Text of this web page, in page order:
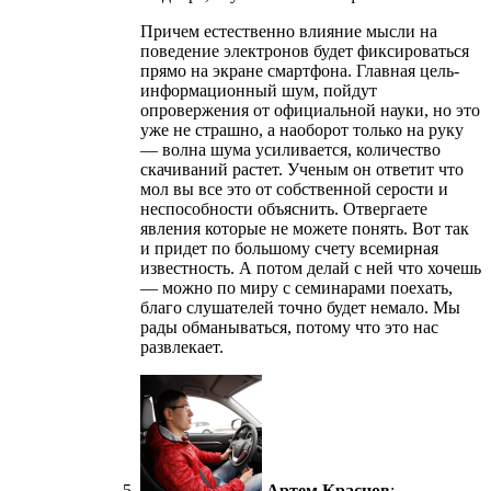
Причем естественно влияние мысли на
поведение электронов будет фиксироваться
прямо на экране смартфона. Главная цель-
информационный шум, пойдут
опровержения от официальной науки, но это
уже не страшно, а наоборот только на руку
— волна шума усиливается, количество
скачиваний растет. Ученым он ответит что
мол вы все это от собственной серости и
неспособности объяснить. Отвергаете
явления которые не можете понять. Вот так
и придет по большому счету всемирная
известность. А потом делай с ней что хочешь
— можно по миру с семинарами поехать,
благо слушателей точно будет немало. Мы
рады обманываться, потому что это нас
развлекает.